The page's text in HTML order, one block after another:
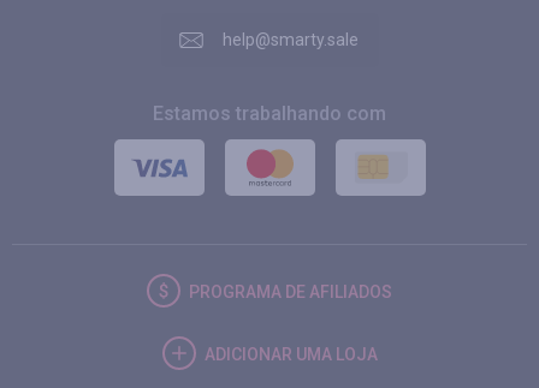
help@smarty.sale
Estamos trabalhando com
PROGRAMA DE AFILIADOS
ADICIONAR UMA LOJA